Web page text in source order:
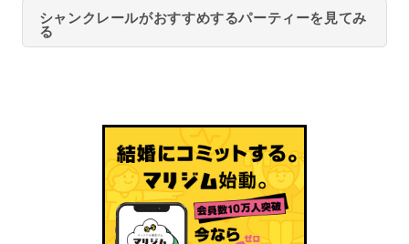
シャンクレールがおすすめするパーティーを見てみ
る